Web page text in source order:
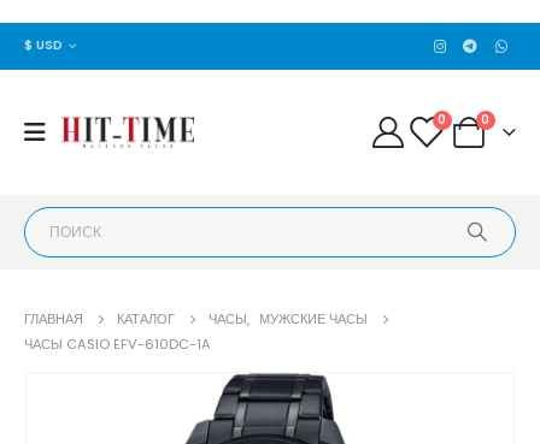
$ USD
0 0
ГЛАВНАЯ КАТАЛОГ ЧАСЫ, МУЖСКИЕ ЧАСЫ
ЧАСЫ CASIO EFV-610DC-1A